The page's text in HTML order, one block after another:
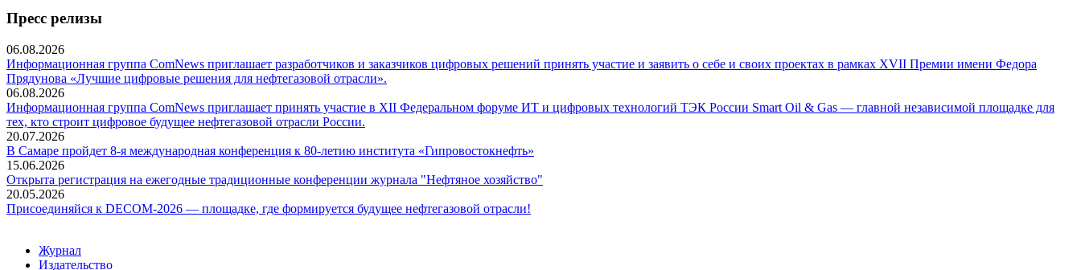
Пресс релизы
06.08.2026
Информационная группа ComNews приглашает разработчиков и заказчиков цифровых решений принять участие и заявить о себе и своих проектах в рамках XVII Премии имени Федора
Прядунова «Лучшие цифровые решения для нефтегазовой отрасли».
06.08.2026
Информационная группа ComNews приглашает принять участие в XII Федеральном форуме ИТ и цифровых технологий ТЭК России Smart Oil & Gas — главной независимой площадке для
тех, кто строит цифровое будущее нефтегазовой отрасли России.
20.07.2026
В Самаре пройдет 8-я международная конференция к 80-летию института «Гипровостокнефть»
15.06.2026
Открыта регистрация на ежегодные традиционные конференции журнала "Нефтяное хозяйство"
20.05.2026
Присоединяйся к DECOM-2026 — площадке, где формируется будущее нефтегазовой отрасли!
Журнал
Издательство